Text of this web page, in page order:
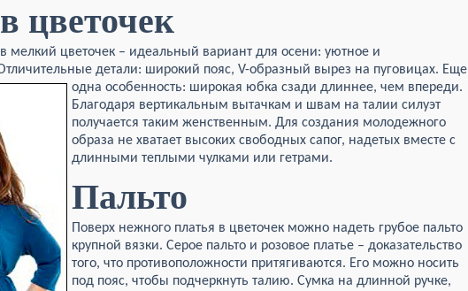
цветочек
в мелкий цветочек – идеальный вариант для осени: уютное и
детали: широкий пояс, V-образный вырез на пуговицах. Еще
одна особенность: широкая юбка сзади длиннее, чем впереди.
Благодаря вертикальным вытачкам и швам на талии силуэт
получается таким женственным. Для создания молодежного
образа не хватает высоких свободных сапог, надетых вместе с
длинными теплыми чулками или гетрами.
Пальто
Поверх нежного платья в цветочек можно надеть грубое пальто
крупной вязки. Серое пальто и розовое платье – доказательство
того, что противоположности притягиваются. Его можно носить
под пояс, чтобы подчеркнуть талию. Сумка на длинной ручке,